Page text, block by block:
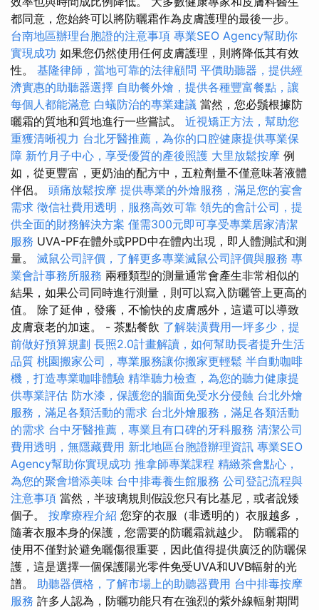
都同意，您始終可以將防曬霜作為皮膚護理的最後一步。
台南地區辦理台胞證的注意事項 專業SEO Agency幫助你
實現成功 如果您仍然使用任何皮膚護理，則將降低其有效
性。 基隆律師，當地可靠的法律顧問 平價助聽器，提供經
濟實惠的助聽器選擇 自助餐外燴，提供各種豐富餐點，讓
每個人都能滿意 白蟻防治的專業建議 當然，您必鬚根據防
曬霜的質地和質地進行一些嘗試。 近視矯正方法，幫助您
重獲清晰視力 台北牙醫推薦，為你的口腔健康提供專業保
障 新竹月子中心，享受優質的產後照護 大里放鬆按摩 例
如，從更豐富，更奶油的配方中，五粒劑量不僅意味著液體
伴侶。 頭痛放鬆按摩 提供專業的外燴服務，滿足您的宴會
需求 徵信社費用透明，服務高效可靠 領先的會計公司，提
供全面的財務解決方案 僅需300元即可享受專業居家清潔
服務 UVA-PF在體外或PPD中在體內出現，即​​人體測試和測
量。 滅鼠公司評價，了解更多專業滅鼠公司評價與服務 專
業會計事務所服務 兩種類型的測量通常會產生非常相似的
結果，如果公司同時進行測量，則可以寫入防曬管上更高的
值。 除了延伸，發癢，不愉快的皮膚感外，這還可以導致
皮膚衰老的加速。 - 茶點餐飲 了解裝潢費用一坪多少，提
前做好預算規劃 長照2.0計畫解讀，如何幫助長者提升生活
品質 桃園搬家公司，專業服務讓你搬家更輕鬆 半自動咖啡
機，打造專業咖啡體驗 精準聽力檢查，為您的聽力健康提
供專業評估 防水漆，保護您的牆面免受水分侵蝕 台北外燴
服務，滿足各類活動的需求 台北外燴服務，滿足各類活動
的需求 台中牙醫推薦，專業且有口碑的牙科服務 清潔公司
費用透明，無隱藏費用 新北地區台胞證辦理資訊 專業SEO
Agency幫助你實現成功 推拿師專業課程 精緻茶會點心，
為您的聚會增添美味 台中排毒養生館服務 公司登記流程與
注意事項 當然，半玻璃規則假設您只有比基尼，或者說矮
個子。 按摩療程介紹 您穿的衣服（非透明的）衣服越多，
隨著衣服本身的保護，您需要的防曬霜就越少。 防曬霜的
使用不僅對於避免曬傷很重要，因此值得提供廣泛的防曬保
護，這是選擇一個保護陽光零件免受UVA和UVB輻射的光
譜。 助聽器價格，了解市場上的助聽器費用 台中排毒按摩
服務 許多人認為，防曬功能只有在強烈的紫外線輻射期間